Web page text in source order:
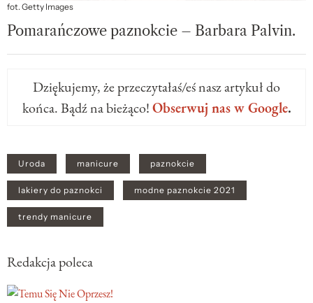
fot. Getty Images
Pomarańczowe paznokcie – Barbara Palvin.
Dziękujemy, że przeczytałaś/eś nasz artykuł do
końca. Bądź na bieżąco!Obserwuj nas w Google.
Uroda manicure paznokcie
lakiery do paznokci modne paznokcie 2021
trendy manicure
Redakcja poleca